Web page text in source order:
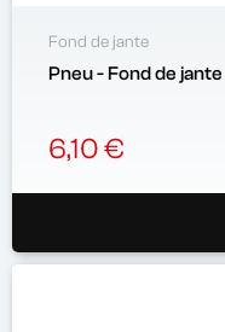
Fond de jante
6,10 €